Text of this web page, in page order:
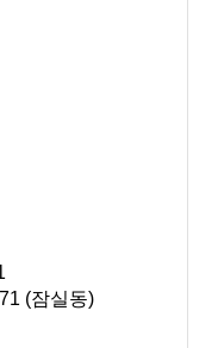
(잠실동)